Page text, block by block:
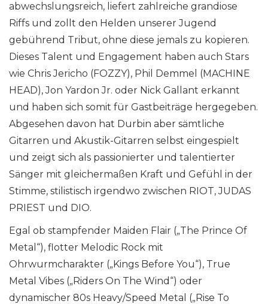
abwechslungsreich, liefert zahlreiche grandiose
Riffs und zollt den Helden unserer Jugend
gebührend Tribut, ohne diese jemals zu kopieren.
Dieses Talent und Engagement haben auch Stars
wie Chris Jericho (FOZZY), Phil Demmel (MACHINE
HEAD), Jon Yardon Jr. oder Nick Gallant erkannt
und haben sich somit für Gastbeiträge hergegeben.
Abgesehen davon hat Durbin aber sämtliche
Gitarren und Akustik-Gitarren selbst eingespielt
und zeigt sich als passionierter und talentierter
Sänger mit gleichermaßen Kraft und Gefühl in der
Stimme, stilistisch irgendwo zwischen RIOT, JUDAS
PRIEST und DIO.
Egal ob stampfender Maiden Flair („The Prince Of
Metal“), flotter Melodic Rock mit
Ohrwurmcharakter („Kings Before You“), True
Metal Vibes („Riders On The Wind“) oder
dynamischer 80s Heavy/Speed Metal („Rise To